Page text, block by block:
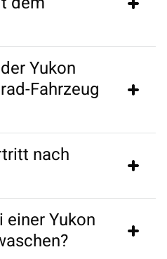
ab Ende August für
Yukon
Fahrzeug
Dempster Highway ist ein
nach
oder Haines (USA) sind in
einer Yukon